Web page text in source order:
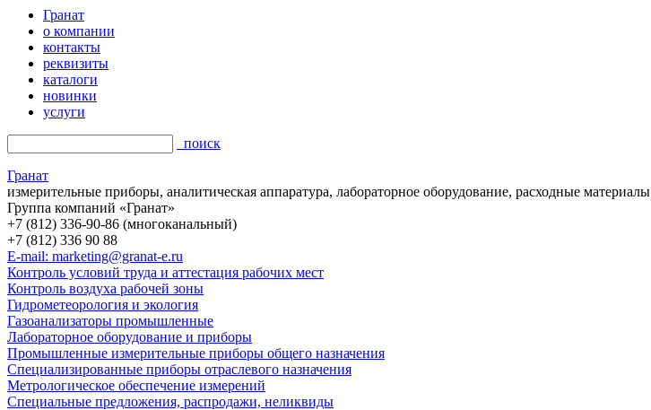
Гранат
о компании
контакты
реквизиты
каталоги
новинки
услуги
поиск
Гранат
измерительные приборы, аналитическая аппаратура, лабораторное оборудование, расходные материалы
Группа компаний «Гранат»
+7 (812) 336-90-86 (многоканальный)
+7 (812) 336 90 88
E-mail: marketing@granat-e.ru
Контроль условий труда и аттестация рабочих мест
Контроль воздуха рабочей зоны
Гидрометеорология и экология
Газоанализаторы промышленные
Лабораторное оборудование и приборы
Промышленные измерительные приборы общего назначения
Специализированные приборы отраслевого назначения
Метрологическое обеспечение измерений
Специальные предложения, распродажи, неликвиды